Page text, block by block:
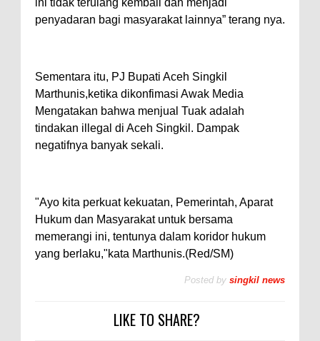
ini tidak terulang kembali dan menjadi
penyadaran bagi masyarakat lainnya” terang nya.
Sementara itu, PJ Bupati Aceh Singkil
Marthunis,ketika dikonfimasi Awak Media
Mengatakan bahwa menjual Tuak adalah
tindakan illegal di Aceh Singkil. Dampak
negatifnya banyak sekali.
"Ayo kita perkuat kekuatan, Pemerintah, Aparat
Hukum dan Masyarakat untuk bersama
memerangi ini, tentunya dalam koridor hukum
yang berlaku,"kata Marthunis.(Red/SM)
Posted by singkil news
LIKE TO SHARE?